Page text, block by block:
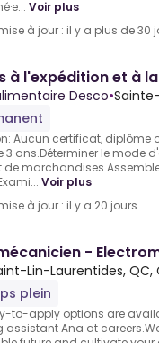
Voir plus
à jour : il y a plus de 30
à l'expédition et à
Desco•
Aucun certificat, diplôme
3 ans.Déterminer le mode
de
Voir plus
à jour : il y a 20 jours
-
Lin-Laurentides, QC,
plein
to-apply options are
assistant Ana at